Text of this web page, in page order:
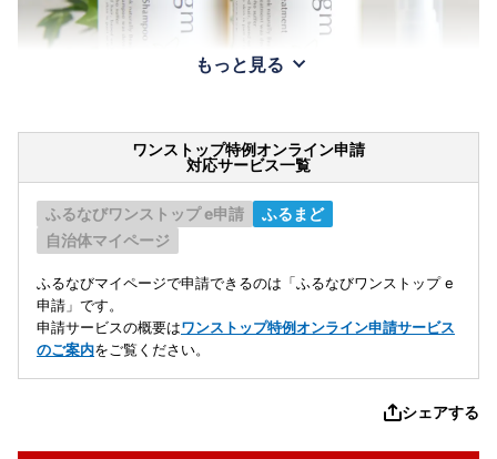
もっと見る
ワンストップ特例オンライン申請
対応サービス一覧
ふるなびワンストップ e申請
ふるまど
自治体マイページ
ふるなびマイページで申請できるのは「ふるなびワンストップ e
申請」です。
申請サービスの概要はワンストップ特例オンライン申請サービス
のご案内をご覧ください。
シェアする